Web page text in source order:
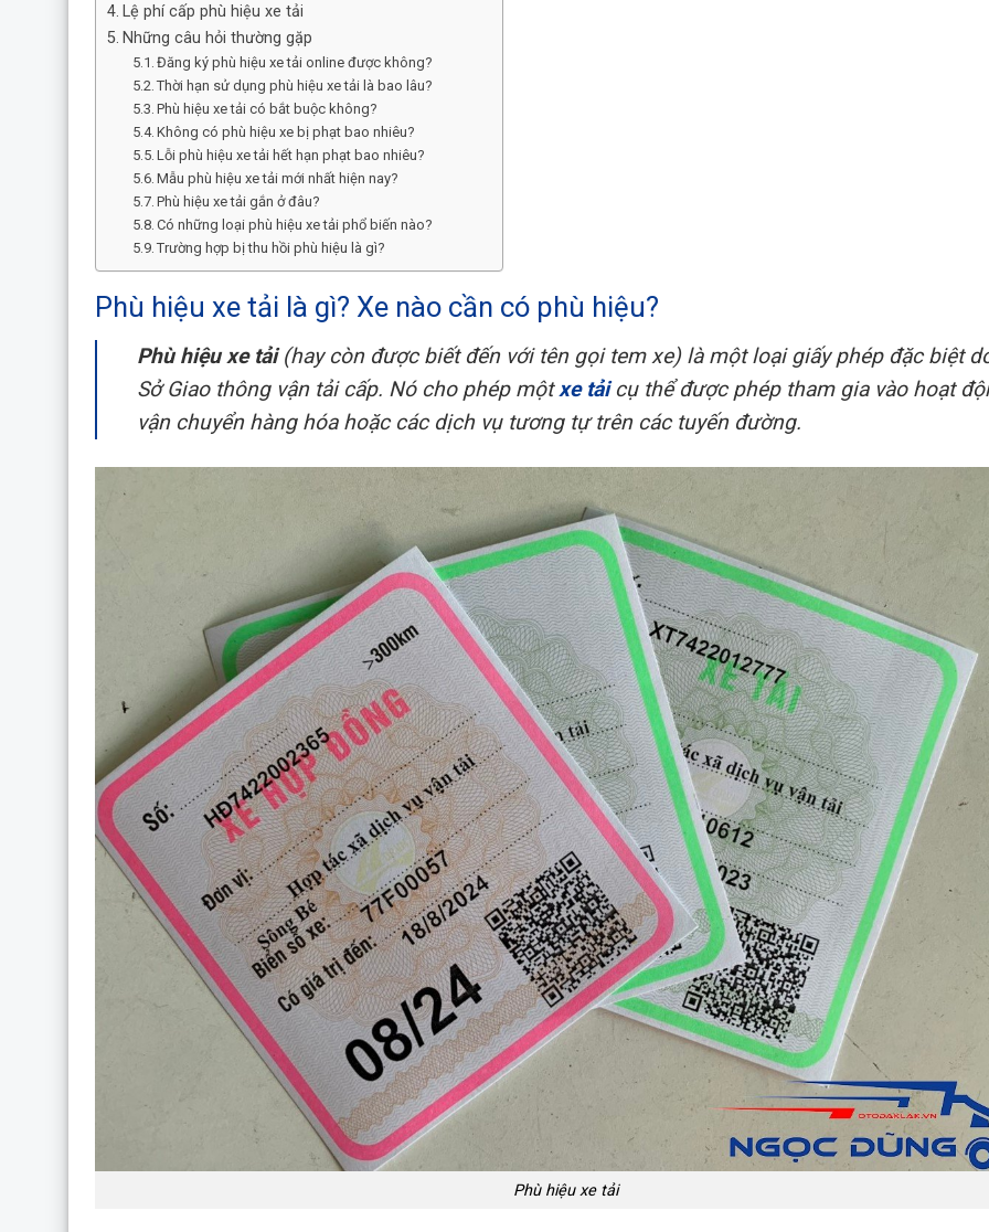
Lệ phí cấp phù hiệu xe tải
Những câu hỏi thường gặp
Đăng ký phù hiệu xe tải online được không?
Thời hạn sử dụng phù hiệu xe tải là bao lâu?
Phù hiệu xe tải có bắt buộc không?
Không có phù hiệu xe bị phạt bao nhiêu?
Lỗi phù hiệu xe tải hết hạn phạt bao nhiêu?
Mẫu phù hiệu xe tải mới nhất hiện nay?
Phù hiệu xe tải gắn ở đâu?
Có những loại phù hiệu xe tải phổ biến nào?
Trường hợp bị thu hồi phù hiệu là gì?
Phù hiệu xe tải là gì? Xe nào cần có phù hiệu?
Phù hiệu xe tải(hay còn được biết đến với tên gọi tem xe) là một loại giấy phép đặc biệt
Sở Giao thông vận tải cấp. Nó cho phép mộtxe tảicụ thể được phép tham gia vào hoạt
vận chuyển hàng hóa hoặc các dịch vụ tương tự trên các tuyến đường.
Phù hiệu xe tải